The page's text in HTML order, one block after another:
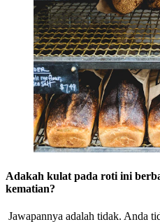
Adakah kulat pada roti ini
kematian?
Jawapannya adalah tidak. Anda